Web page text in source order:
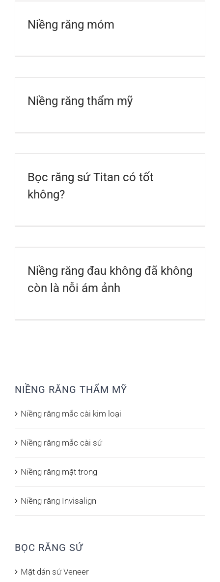
Niềng răng móm
Niềng răng thẩm mỹ
Bọc răng sứ Titan có tốt
không?
Niềng răng đau không đã không
còn là nỗi ám ảnh
NIỀNG RĂNG THẨM MỸ
Niềng răng mắc cài kim loại
Niềng răng mắc cài sứ
Niềng răng mặt trong
Niềng răng Invisalign
BỌC RĂNG SỨ
Mặt dán sứ Veneer